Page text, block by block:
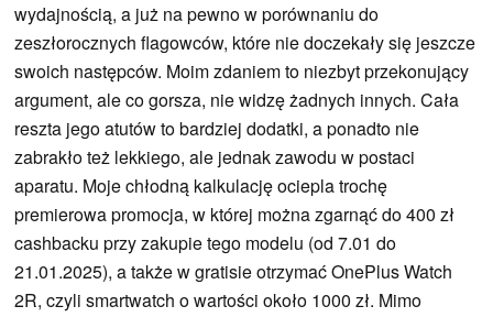
wydajnością, a już na pewno w porównaniu do
zeszłorocznych flagowców, które nie doczekały się jeszcze
swoich następców. Moim zdaniem to niezbyt przekonujący
argument, ale co gorsza, nie widzę żadnych innych. Cała
reszta jego atutów to bardziej dodatki, a ponadto nie
zabrakło też lekkiego, ale jednak zawodu w postaci
aparatu. Moje chłodną kalkulację ociepla trochę
premierowa promocja, w której można zgarnąć do 400 zł
cashbacku przy zakupie tego modelu (od 7.01 do
21.01.2025), a także w gratisie otrzymać OnePlus Watch
2R, czyli smartwatch o wartości około 1000 zł. Mimo